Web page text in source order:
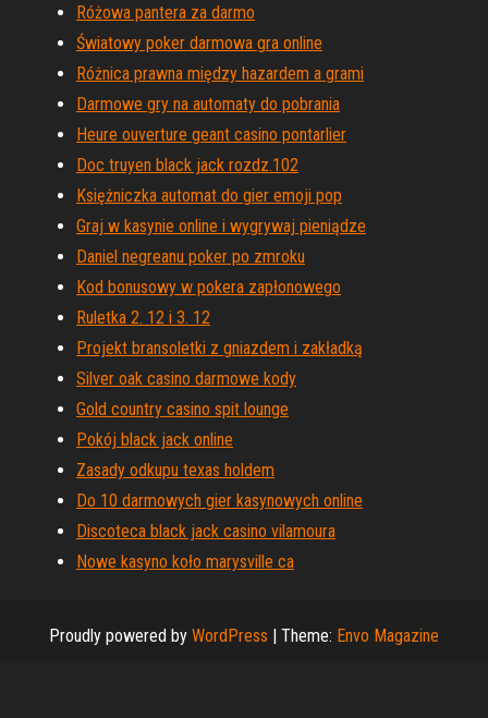
Różowa pantera za darmo
Światowy poker darmowa gra online
Różnica prawna między hazardem a grami
Darmowe gry na automaty do pobrania
Heure ouverture geant casino pontarlier
Doc truyen black jack rozdz.102
Księżniczka automat do gier emoji pop
Graj w kasynie online i wygrywaj pieniądze
Daniel negreanu poker po zmroku
Kod bonusowy w pokera zapłonowego
Ruletka 2. 12 i 3. 12
Projekt bransoletki z gniazdem i zakładką
Silver oak casino darmowe kody
Gold country casino spit lounge
Pokój black jack online
Zasady odkupu texas holdem
Do 10 darmowych gier kasynowych online
Discoteca black jack casino vilamoura
Nowe kasyno koło marysville ca
Proudly powered by WordPress | Theme: Envo Magazine